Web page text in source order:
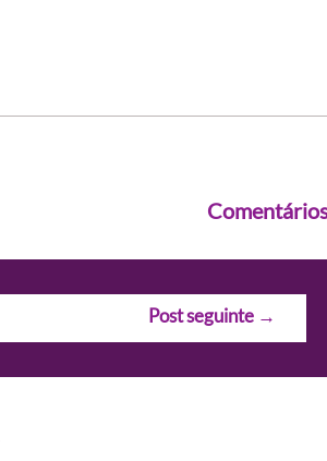
Post seguinte →